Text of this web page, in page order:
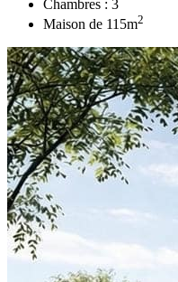
Chambres : 3
Maison de 115m2